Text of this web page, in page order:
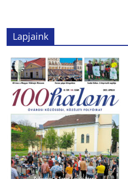
Lapjaink